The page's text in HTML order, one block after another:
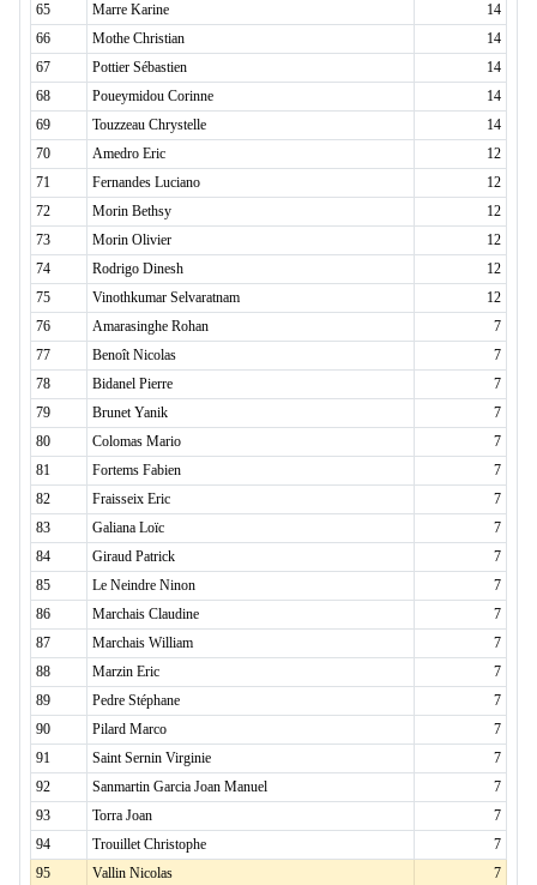
65
Marre Karine
14
66
Mothe Christian
14
67
Pottier Sébastien
14
68
Poueymidou Corinne
14
69
Touzzeau Chrystelle
14
70
Amedro Eric
12
71
Fernandes Luciano
12
72
Morin Bethsy
12
73
Morin Olivier
12
74
Rodrigo Dinesh
12
75
Vinothkumar Selvaratnam
12
76
Amarasinghe Rohan
7
77
Benoît Nicolas
7
78
Bidanel Pierre
7
79
Brunet Yanik
7
80
Colomas Mario
7
81
Fortems Fabien
7
82
Fraisseix Eric
7
83
Galiana Loïc
7
84
Giraud Patrick
7
85
Le Neindre Ninon
7
86
Marchais Claudine
7
87
Marchais William
7
88
Marzin Eric
7
89
Pedre Stéphane
7
90
Pilard Marco
7
91
Saint Sernin Virginie
7
92
Sanmartin Garcia Joan Manuel
7
93
Torra Joan
7
94
Trouillet Christophe
7
95
Vallin Nicolas
7